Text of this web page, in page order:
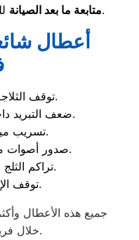
متابعة ما بعد الصيانةللتأكد من عمل الجهاز بكفاءة.
أعطال
توقف الثلاجة تمامًا عن العمل.
ضعف التبريد داخل الكابينة أو الفريزر.
تسريب مياه أسفل الجهاز.
صدور أصوات مرتفعة أو غير معتادة.
تراكم الثلج بكثرة في الفريزر.
توقف الإضاءة الداخلية.
جميع هذه الأعطال
خلال فريقنا الفني المتخصص.